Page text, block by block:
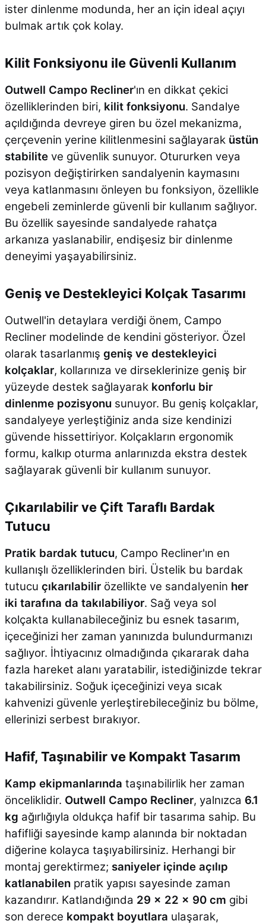
ister dinlenme modunda, her an için ideal açıyı
bulmak artık çok kolay.
Kilit Fonksiyonu ile Güvenli Kullanım
Outwell Campo Recliner'ın en dikkat çekici
özelliklerinden biri, kilit fonksiyonu. Sandalye
açıldığında devreye giren bu özel mekanizma,
çerçevenin yerine kilitlenmesini sağlayarak üstün
stabiliteve güvenlik sunuyor. Otururken veya
pozisyon değiştirirken sandalyenin kaymasını
veya katlanmasını önleyen bu fonksiyon, özellikle
engebeli zeminlerde güvenli bir kullanım sağlıyor.
Bu özellik sayesinde sandalyede rahatça
arkanıza yaslanabilir, endişesiz bir dinlenme
deneyimi yaşayabilirsiniz.
Geniş ve Destekleyici Kolçak Tasarımı
Outwell'in detaylara verdiği önem, Campo
Recliner modelinde de kendini gösteriyor. Özel
olarak tasarlanmış geniş ve destekleyici
kolçaklar, kollarınıza ve dirseklerinize geniş bir
yüzeyde destek sağlayarak konforlu bir
dinlenme pozisyonusunuyor. Bu geniş kolçaklar,
sandalyeye yerleştiğiniz anda size kendinizi
güvende hissettiriyor. Kolçakların ergonomik
formu, kalkıp oturma anlarınızda ekstra destek
sağlayarak güvenli bir kullanım sunuyor.
Çıkarılabilir ve Çift Taraflı Bardak
Tutucu
Pratik bardak tutucu, Campo Recliner'ın en
kullanışlı özelliklerinden biri. Üstelik bu bardak
tutucu çıkarılabilirözellikte ve sandalyenin her
iki tarafına da takılabiliyor. Sağ veya sol
kolçakta kullanabileceğiniz bu esnek tasarım,
içeceğinizi her zaman yanınızda bulundurmanızı
sağlıyor. İhtiyacınız olmadığında çıkararak daha
fazla hareket alanı yaratabilir, istediğinizde tekrar
takabilirsiniz. Soğuk içeceğinizi veya sıcak
kahvenizi güvenle yerleştirebileceğiniz bu bölme,
ellerinizi serbest bırakıyor.
Hafif, Taşınabilir ve Kompakt Tasarım
Kamp ekipmanlarında taşınabilirlik her zaman
önceliklidir. Outwell Campo Recliner, yalnızca 6.1
kg ağırlığıyla oldukça hafif bir tasarıma sahip. Bu
hafifliği sayesinde kamp alanında bir noktadan
diğerine kolayca taşıyabilirsiniz. Herhangi bir
montaj gerektirmez; saniyeler içinde açılıp
katlanabilenpratik yapısı sayesinde zaman
kazandırır. Katlandığında 29 x 22 x 90 cm gibi
son derece kompakt boyutlara ulaşarak,